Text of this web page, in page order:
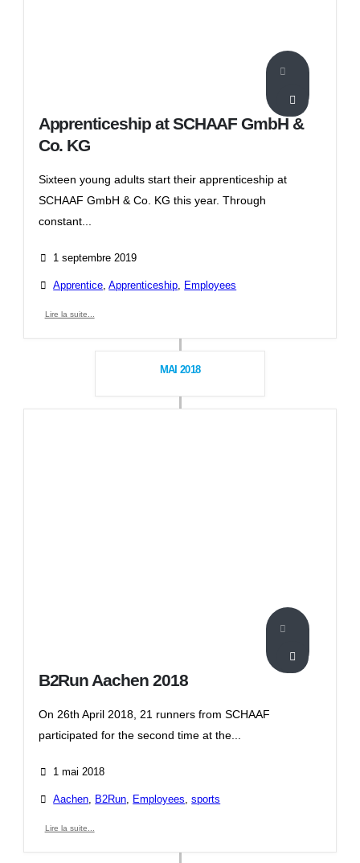
Apprenticeship at SCHAAF GmbH &
Co. KG
Sixteen young adults start their apprenticeship at
SCHAAF GmbH & Co. KG this year. Through
constant...
1 septembre 2019
Apprentice ,Apprenticeship Employees
Lire la suite...
MAI 2018
B2Run Aachen 2018
On 26th April 2018, 21 runners from SCHAAF
participated for the second time at the...
1 mai 2018
Aachen, B2Run, Employees,sports
Lire la suite...